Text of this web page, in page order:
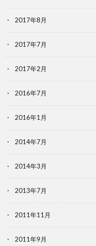
2017年8月
2017年7月
2017年2月
2016年7月
2016年1月
2014年7月
2014年3月
2013年7月
2011年11月
2011年9月